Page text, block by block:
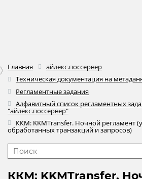
Главная
айлекс.поссервер
Техническая документация на
Регламентные задания
Алфавитный список регламентных
"айлекс.поссервер"
ККМ: KKMTransfer. Ночной регламент
обработанных транзакций и запросов)
ККМ: KKMTransfer.